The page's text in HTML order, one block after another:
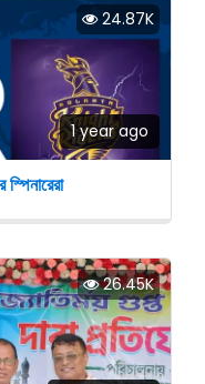
24.87K
1 year ago
26.45K